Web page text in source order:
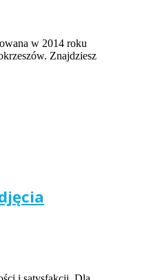
w 2014 roku
Znajdziesz